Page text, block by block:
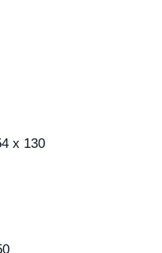
x 130